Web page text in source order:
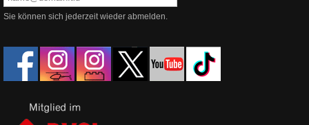
Sie können sich jederzeit wieder abmelden.